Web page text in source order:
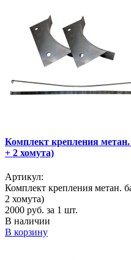
Комплект крепления
+ 2 хомута)
Артикул:
Комплект крепления метан.
2 хомута)
2000 руб. за 1 шт.
В наличии
В корзину